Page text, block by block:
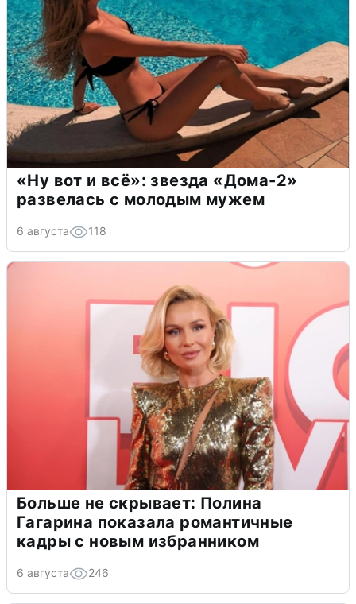
«Ну вот и всё»: звезда «Дома-2»
развелась с молодым мужем
6 августа 118
Больше не скрывает: Полина
Гагарина показала романтичные
кадры с новым избранником
6 августа 246